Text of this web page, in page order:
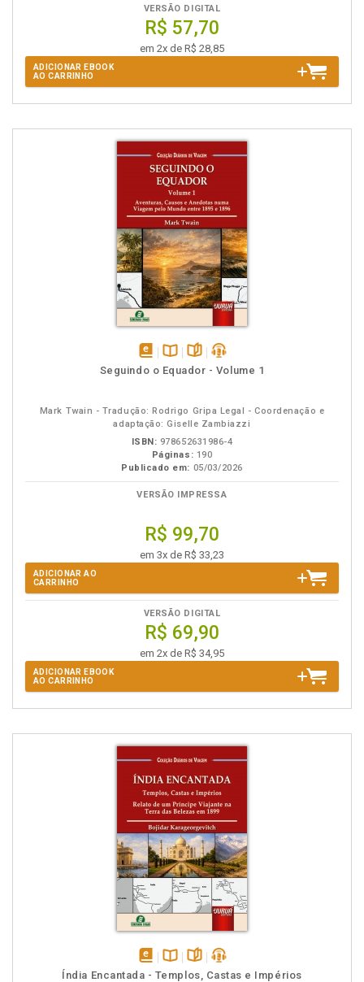
VERSÃO DIGITAL
R$ 57,70
em 2x de R$ 28,85
ADICIONAR EBOOK
AO CARRINHO
disponível
Disponívelpáginaspodcast
Seguindo o Equador - Volume 1
Mark Twain - Tradução: Rodrigo Gripa Legal - Coordenação e
adaptação: Giselle Zambiazzi
ISBN: 978652631986-4
Páginas: 190
Publicado em: 05/03/2026
VERSÃO IMPRESSA
R$ 99,70
em 3x de R$ 33,23
ADICIONAR AO
CARRINHO
VERSÃO DIGITAL
R$ 69,90
em 2x de R$ 34,95
ADICIONAR EBOOK
AO CARRINHO
disponívelDisponível
páginaspodcast
Índia Encantada - Templos, Castas e Impérios